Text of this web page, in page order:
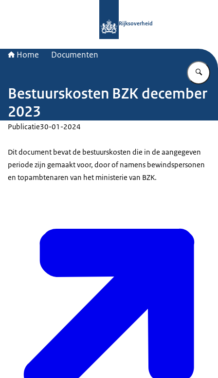
Rijksoverheid
Home Documenten
Bestuurskosten BZK december
2023
Publicatie30-01-2024
Dit document bevat de bestuurskosten die in de aangegeven
periode zijn gemaakt voor, door of namens bewindspersonen
en topambtenaren van het ministerie van BZK.